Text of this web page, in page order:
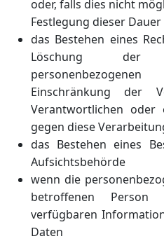
oder, falls dies nicht
Festlegung dieser Dauer
das Bestehen eines
Löschung der
Einschränkung der
Verantwortlichen oder
gegen diese
das Bestehen eines
Aufsichtsbehörde
wenn die
betroffenen
verfügbaren
Daten